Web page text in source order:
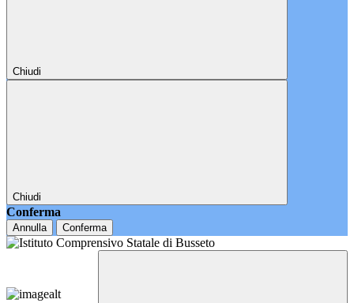
Chiudi
Chiudi
Conferma
Annulla Conferma